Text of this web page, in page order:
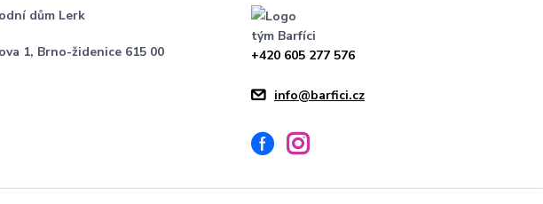
dům Lerk
1, Brno-židenice 615 00
tým Barfíci
+420 605 277 576
info@barfici.cz